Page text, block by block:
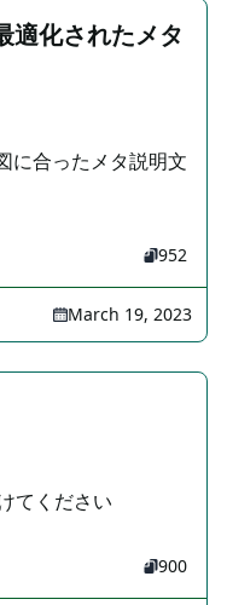
適化されたメタ
に合ったメタ説明文
952
March 19, 2023
てください
900